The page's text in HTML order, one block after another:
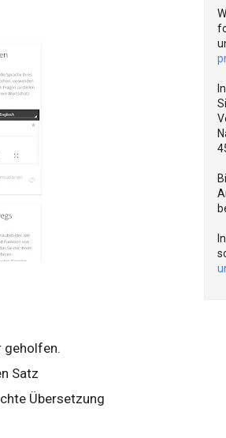
geholfen.
Satz
Übersetzung